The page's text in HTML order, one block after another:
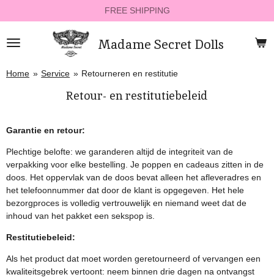
direct
naar
de
Madame Secret Dolls
FREE SHIPPING
Home » Service » Retourneren en restitutie
Retour- en restitutiebeleid
Garantie en retour:
Plechtige belofte: we garanderen altijd de integriteit van de
verpakking voor elke bestelling. Je poppen en cadeaus zitten in de
doos. Het oppervlak van de doos bevat alleen het afleveradres en
het telefoonnummer dat door de klant is opgegeven. Het hele
bezorgproces is volledig vertrouwelijk en niemand weet dat de
inhoud van het pakket een sekspop is.
Restitutiebeleid:
Als het product dat moet worden geretourneerd of vervangen een
kwaliteitsgebrek vertoont: neem binnen drie dagen na ontvangst